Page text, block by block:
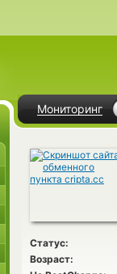
Мониторинг
Статус:
Возраст: